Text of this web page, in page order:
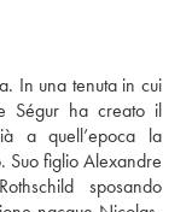
In una tenuta in cui
Ségur ha creato il
a quell’epoca la
Suo figlio Alexandre
sposando